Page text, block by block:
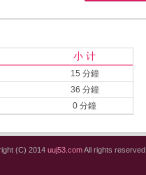
小 计
15 分鐘
36 分鐘
0 分鐘
(C) 2014 uuj53.comAll rights reserved.